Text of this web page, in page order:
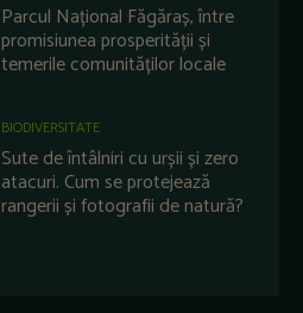
Parcul Național Făgăraș, între
promisiunea prosperității și
temerile comunităților locale
BIODIVERSITATE
Sute de întâlniri cu urșii și zero
atacuri. Cum se protejează
rangerii și fotografii de natură?